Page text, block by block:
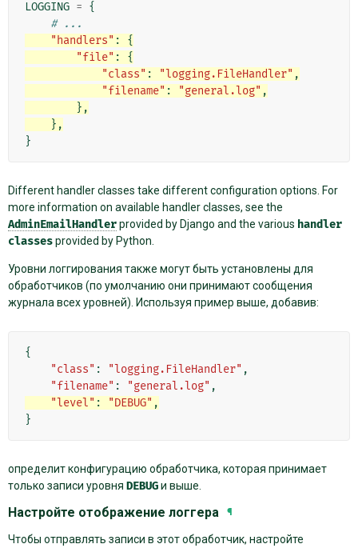
LOGGING = {
# ...
"handlers" :
{
"file" :
{
"class" : "logging.FileHandler" ,
"filename" : "general.log" ,
},
},
}
Different handler classes take different configuration options. For
more information on available handler classes, see the
AdminEmailHandlerprovided by Django and the various handler
classesprovided by Python.
Уровни логгирования также могут быть установлены для
обработчиков (по умолчанию они принимают сообщения
журнала всех уровней). Используя пример выше, добавив:
{
"class" : "logging.FileHandler" ,
"filename" : "general.log" ,
"level" : "DEBUG" ,
}
определит конфигурацию обработчика, которая принимает
только записи уровня DEBUGи выше.
Настройте отображение логгера ¶
Чтобы отправлять записи в этот обработчик, настройте